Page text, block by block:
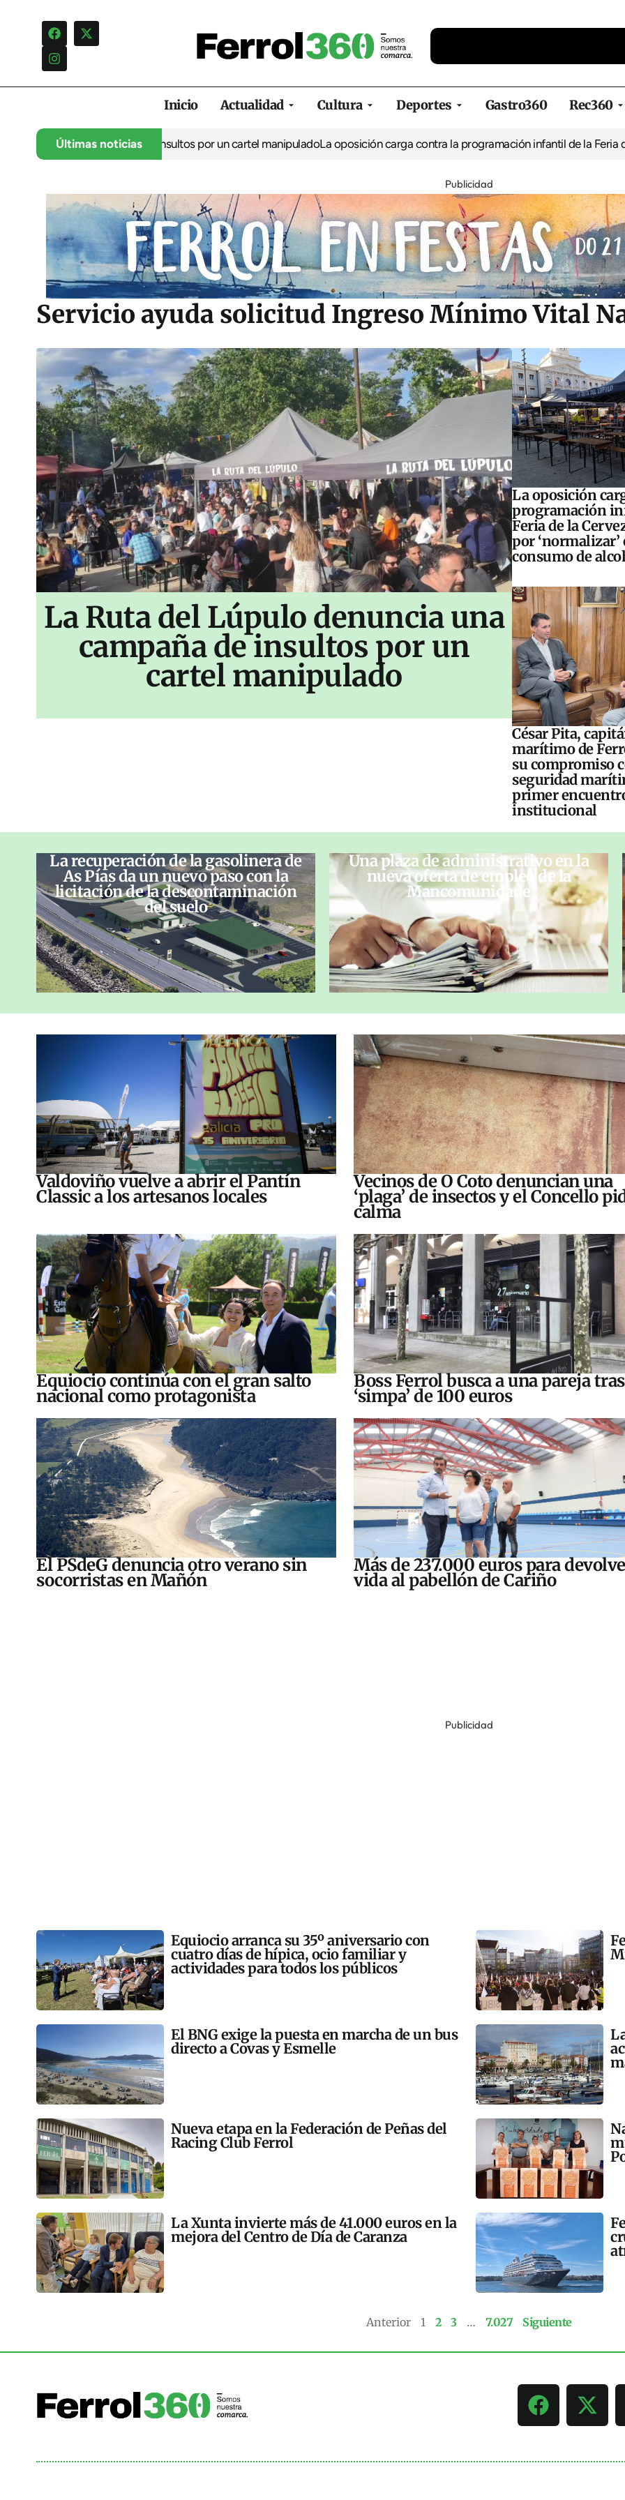
Inicio Actualidad Cultura Deportes Gastro360 Rec360
Últimas noticias
una campaña de insultos por un cartel manipuladoLa oposición carga contra la programación infantil de la Feria de la
Publicidad
Servicio ayuda solicitud Ingreso Mínimo Vital
La Ruta del Lúpulo denuncia una
campaña de insultos por un
cartel manipulado
La oposición
programación
Feria de la
por ‘normalizar’
consumo de
César Pita,
marítimo de
su compromiso
seguridad
primer
institucional
La recuperación de la gasolinera de
As Pías da un nuevo paso con la
licitación de la descontaminación
del suelo
Una plaza de administrativo en la
nueva oferta de empleo de la
Mancomunidade
Valdoviño vuelve a abrir el Pantín
Classic a los artesanos locales
Vecinos de O Coto denuncian una
‘plaga’ de insectos y el Concello
calma
Equiocio continúa con el gran salto
nacional como protagonista
Boss Ferrol busca a una pareja
‘simpa’ de 100 euros
El PSdeG denuncia otro verano sin
socorristas en Mañón
Más de 237.000 euros para
vida al pabellón de Cariño
Publicidad
Equiocio arranca su 35º aniversario con
cuatro días de hípica, ocio familiar y
actividades para todos los públicos
El BNG exige la puesta en marcha de un bus
directo a Covas y Esmelle
Nueva etapa en la Federación de Peñas del
Racing Club Ferrol
La Xunta invierte más de 41.000 euros en la
mejora del Centro de Día de Caranza
Anterior 1 2 3 … 7.027 Siguiente